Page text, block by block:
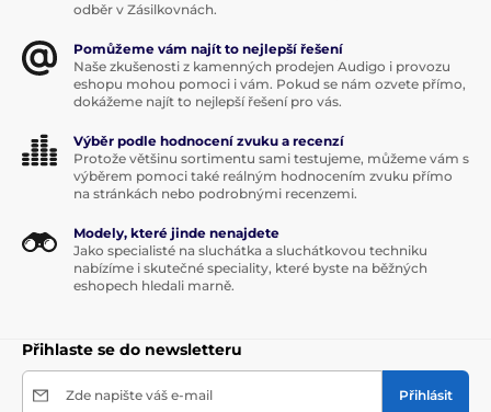
odběr v Zásilkovnách.
Pomůžeme vám najít to nejlepší řešení
Naše zkušenosti z kamenných prodejen Audigo i provozu
eshopu mohou pomoci i vám. Pokud se nám ozvete přímo,
dokážeme najít to nejlepší řešení pro vás.
Výběr podle hodnocení zvuku a recenzí
Protože většinu sortimentu sami testujeme, můžeme vám s
výběrem pomoci také reálným hodnocením zvuku přímo
na stránkách nebo podrobnými recenzemi.
Modely, které jinde nenajdete
Jako specialisté na sluchátka a sluchátkovou techniku
nabízíme i skutečné speciality, které byste na běžných
eshopech hledali marně.
Přihlaste se do newsletteru
Zde napište váš e-mail Přihlásit